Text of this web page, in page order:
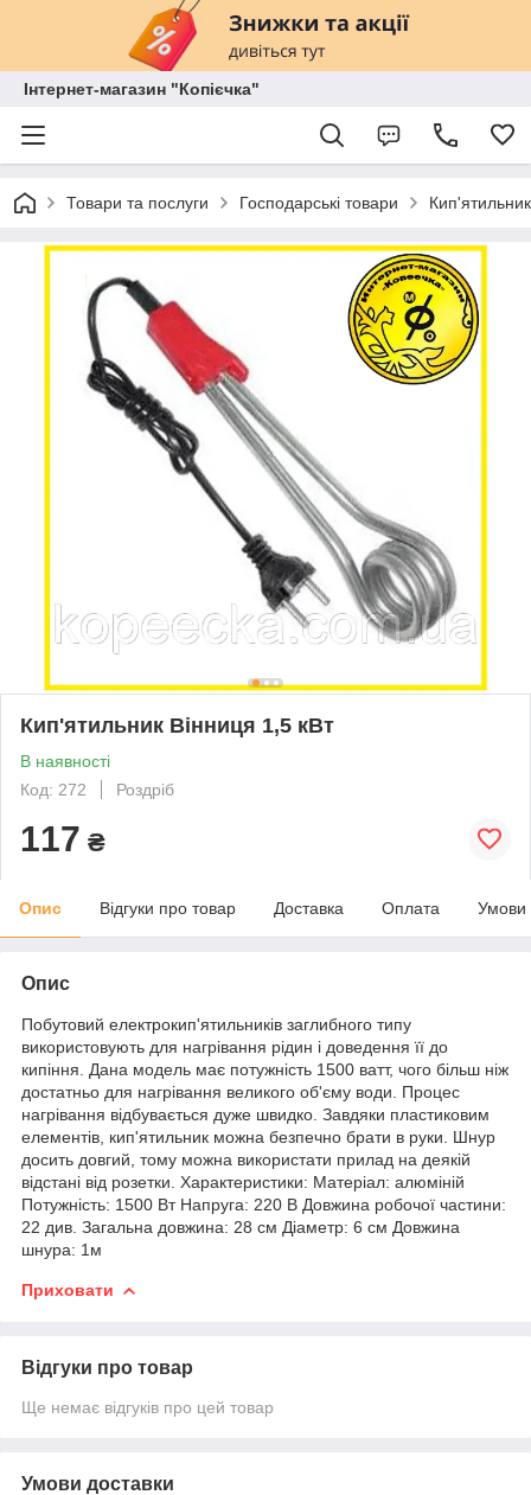
Інтернет-магазин "Копієчка"
Товари та послуги Господарські товари
Кип'ятильник Вінниця 1,5 кВт
В наявності
Код: 272
Роздріб
117 ₴
Опис Відгуки про товар Доставка Оплата Умови
Опис
Побутовий електрокип'ятильників заглибного типу
використовують для нагрівання рідин і доведення її до
кипіння. Дана модель має потужність 1500 ватт, чого більш ніж
достатньо для нагрівання великого об'єму води. Процес
нагрівання відбувається дуже швидко. Завдяки пластиковим
елементів, кип'ятильник можна безпечно брати в руки. Шнур
досить довгий, тому можна використати прилад на деякій
відстані від розетки. Характеристики: Матеріал: алюміній
Потужність: 1500 Вт Напруга: 220 В Довжина робочої частини:
22 див. Загальна довжина: 28 см Діаметр: 6 см Довжина
шнура: 1м
Приховати
Відгуки про товар
Ще немає відгуків про цей товар
Умови доставки